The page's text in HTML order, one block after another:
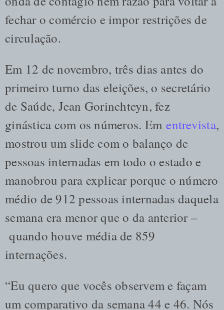
fechar o comércio e impor restrições de
circulação.
Em 12 de novembro, três dias antes do
primeiro turno das eleições, o secretário
de Saúde, Jean Gorinchteyn, fez
ginástica com os números. Ementrevista,
mostrou um slide com o balanço de
pessoas internadas em todo o estado e
manobrou para explicar porque o número
médio de 912 pessoas internadas daquela
semana era menor que o da anterior –
quando houve média de 859
internações.
“Eu quero que vocês observem e façam
um comparativo da semana 44 e 46. Nós